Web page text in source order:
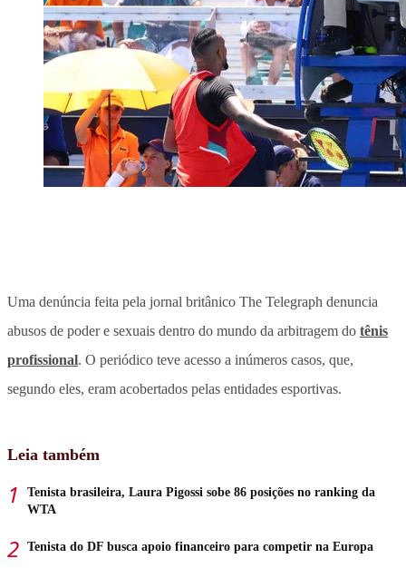
Uma denúncia feita pela jornal britânico The Telegraph denuncia
abusos de poder e sexuais dentro do mundo da arbitragem do tênis
profissional. O periódico teve acesso a inúmeros casos, que,
segundo eles, eram acobertados pelas entidades esportivas.
Leia também
Tenista brasileira, Laura Pigossi sobe 86 posições no ranking da
WTA
Tenista do DF busca apoio financeiro para competir na Europa